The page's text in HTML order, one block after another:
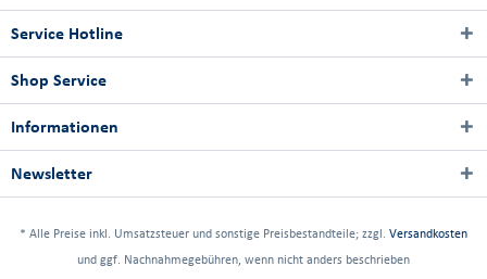
Service Hotline
Shop Service
Informationen
Newsletter
* Alle Preise inkl. Umsatzsteuer und sonstige Preisbestandteile; zzgl. Versandkosten
und ggf. Nachnahmegebühren, wenn nicht anders beschrieben